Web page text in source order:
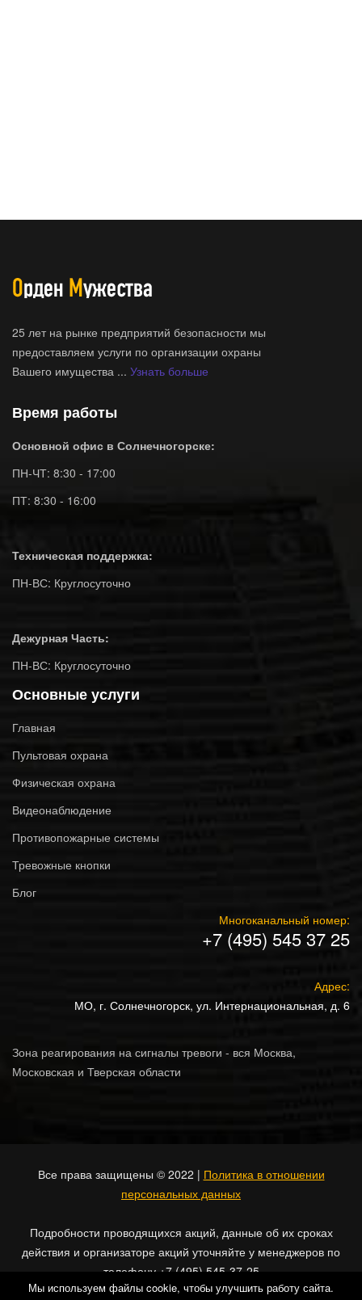
25 лет на рынке предприятий безопасности мы
предоставляем услуги по организации охраны
Вашего имущества ... Узнать больше
Время работы
Основной офис в Солнечногорске:
ПН-ЧТ: 8:30 - 17:00
ПТ: 8:30 - 16:00
Техническая поддержка:
ПН-ВС: Круглосуточно
Дежурная Часть:
ПН-ВС: Круглосуточно
Основные услуги
Главная
Пультовая охрана
Физическая охрана
Видеонаблюдение
Противопожарные системы
Тревожные кнопки
Блог
Многоканальный номер:
+7 (495) 545 37 25
Адрес:
МО, г. Солнечногорск, ул. Интернациональная, д. 6
Зона реагирования на сигналы тревоги - вся Москва,
Московская и Тверская области
Все права защищены © 2022 | Политика в отношении
персональных данных
Подробности проводящихся акций, данные об их сроках
действия и организаторе акций уточняйте у менеджеров по
телефону +7 (495) 545-37-25
Мы используем файлы cookie, чтобы улучшить работу сайта.